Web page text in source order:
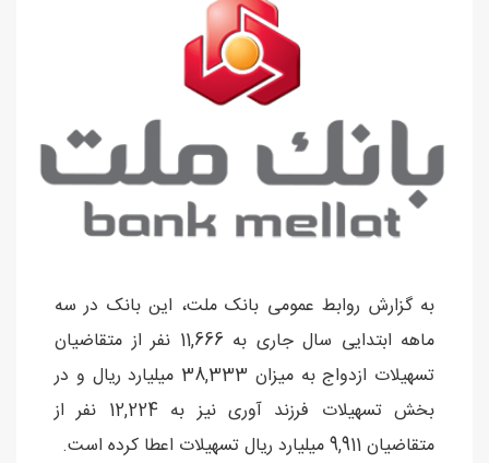
به گزارش روابط عمومی بانک ملت، این بانک در سه
ماهه ابتدایی سال جاری به 11,666 نفر از متقاضیان
تسهیلات ازدواج به میزان 38,333 میلیارد ریال و در
بخش تسهیلات فرزند آوری نیز به 12,224 نفر از
متقاضیان 9,911 میلیارد ریال تسهیلات اعطا کرده است.